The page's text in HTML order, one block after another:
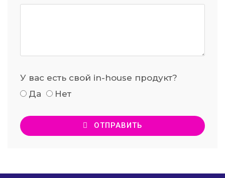
У вас есть свой in-house продукт?
Да
Нет
ОТПРАВИТЬ